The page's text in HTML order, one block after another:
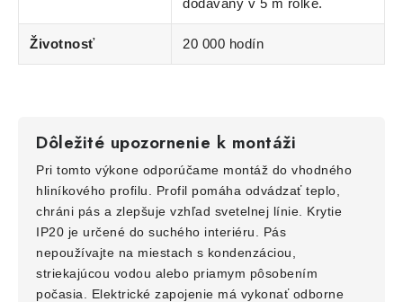
dodávaný v 5 m rolke.
Životnosť 20 000 hodín
Dôležité upozornenie k montáži
Pri tomto výkone odporúčame montáž do vhodného
hliníkového profilu. Profil pomáha odvádzať teplo,
chráni pás a zlepšuje vzhľad svetelnej línie. Krytie
IP20 je určené do suchého interiéru. Pás
nepoužívajte na miestach s kondenzáciou,
striekajúcou vodou alebo priamym pôsobením
počasia. Elektrické zapojenie má vykonať odborne